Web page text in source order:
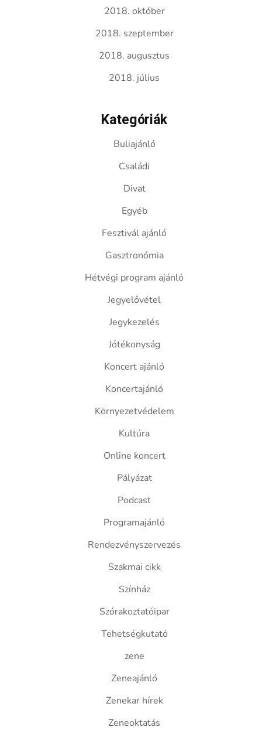
2018. október
2018. szeptember
2018. augusztus
2018. július
Kategóriák
Buliajánló
Családi
Divat
Egyéb
Fesztivál ajánló
Gasztronómia
Hétvégi program ajánló
Jegyelővétel
Jegykezelés
Jótékonyság
Koncert ajánló
Koncertajánló
Környezetvédelem
Kultúra
Online koncert
Pályázat
Podcast
Programajánló
Rendezvényszervezés
Szakmai cikk
Színház
Szórakoztatóipar
Tehetségkutató
zene
Zeneajánló
Zenekar hírek
Zeneoktatás